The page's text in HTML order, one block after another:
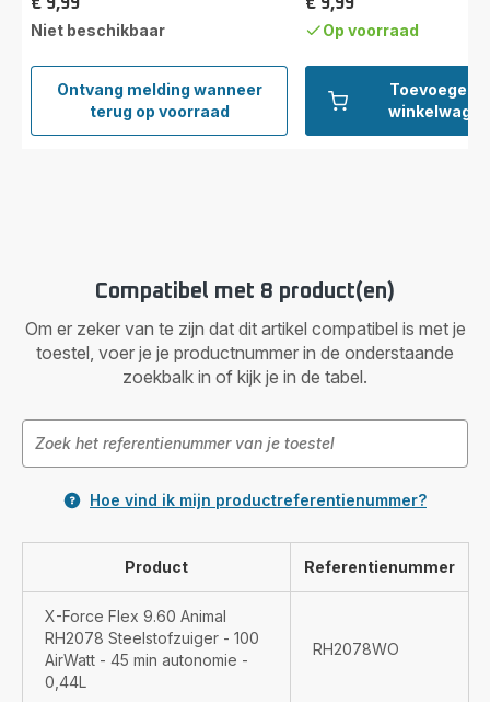
Ontvang melding wanneer
terug op voorraad
Schuimfilter
ZR009010
Prijs
Niet beschikbaar
Toevoegen
Prijs
Op voorraad
Compatibel met 8 product(en)
Om er zeker van te zijn dat dit artikel compatibel is met je
toestel, voer je je productnummer in de onderstaande
zoekbalk in of kijk je in de tabel.
Hoe vind ik mijn productreferentienummer?
Product Referentienummer
X-Force Flex 9.60 Animal
RH2078 Steelstofzuiger - 100
AirWatt - 45 min autonomie -
0,44L
RH2078WO